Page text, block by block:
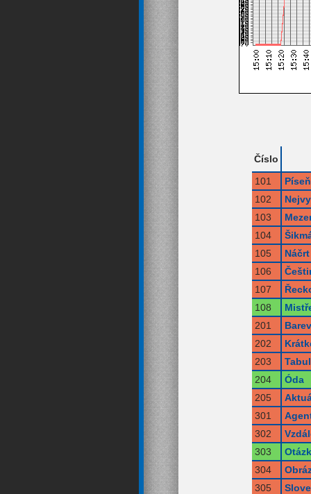
Číslo
101
102
103
104
105
106
107
108
201
202
203
204
Óda
205
301
302
303
304
305